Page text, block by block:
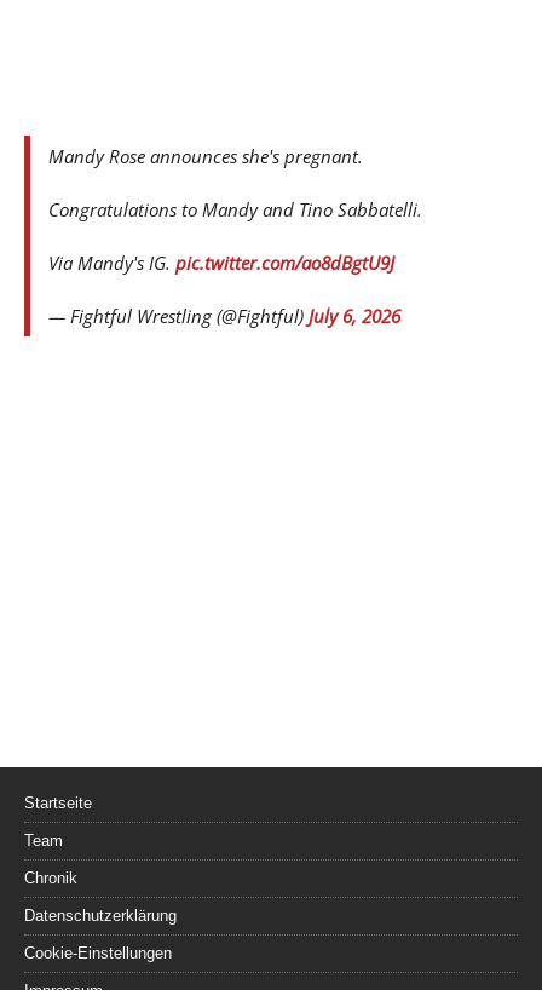
Mandy Rose announces she's pregnant.
Congratulations to Mandy and Tino Sabbatelli.
Via Mandy's IG. pic.twitter.com/ao8dBgtU9J
— Fightful Wrestling (@Fightful) July 6, 2026
Startseite
Team
Chronik
Datenschutzerklärung
Cookie-Einstellungen